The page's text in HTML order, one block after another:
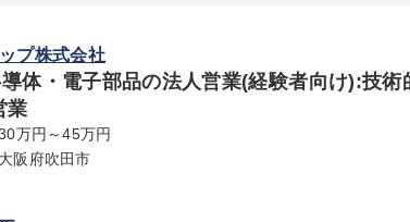
プ株式会社
体・電子部品の法人営業(経験者向け):技
業
万円～45万円
大阪府吹田市